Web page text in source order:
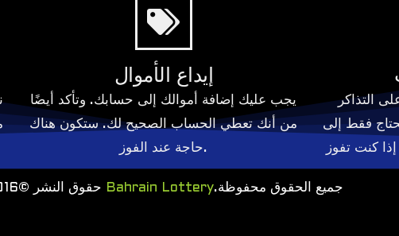
إيداع الأموال
يجب عليك إضافة أموالك إلى حسابك. وتأكد أيضًا
من أنك تعطي الحساب الصحيح لك. ستكون هناك
حاجة عند الفوز.
التذاكر
فقط إلى
Bahrain Lottery .جميع الحقوق محفوظة